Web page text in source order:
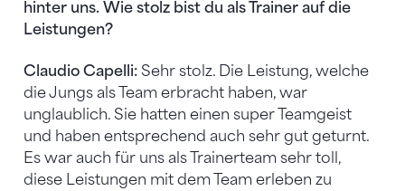
hinter uns. Wie stolz bist du als Trainer auf die
Leistungen?
Claudio Capelli: Sehr stolz. Die Leistung, welche
die Jungs als Team erbracht haben, war
unglaublich. Sie hatten einen super Teamgeist
und haben entsprechend auch sehr gut geturnt.
Es war auch für uns als Trainerteam sehr toll,
diese Leistungen mit dem Team erleben zu